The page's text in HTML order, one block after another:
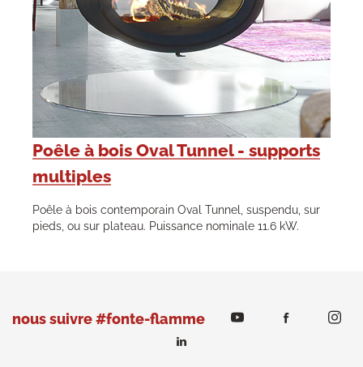
Poêle à bois Oval Tunnel - supports
multiples
Poêle à bois contemporain Oval Tunnel, suspendu, sur
pieds, ou sur plateau. Puissance nominale 11.6 kW.
nous suivre #fonte-flamme